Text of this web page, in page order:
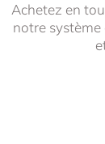
Achetez en
notre